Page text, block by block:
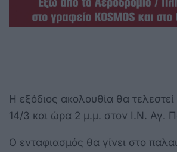
Η εξόδιος ακολουθία θα
14/3 και ώρα 2 μ.μ. στον Ι.Ν. Αγ.
Ο ενταφιασμός θα γίνει στο